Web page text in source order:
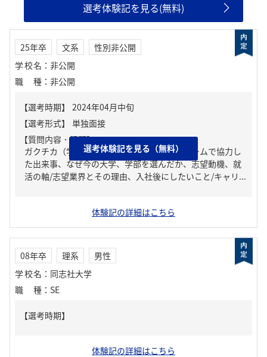
選考体験記を見る(無料)
25年卒 文系
性別非公開
学校名 ： 非公開
職種 ： 非公開
【質問内容・課題】
ガクチカ（学生時代に力を入れたこと）、チームで協力し
た出来事、なぜ今の大学、学部を選んだか、志望動機、就
活の軸/志望業界とその理由、入社後にしたいこと/キャリ...
選考体験記を見る（無料）
体験記の詳細はこちら
08年卒 理系
男性
学校名 ： 同志社大学
職種 ： SE
体験記の詳細はこちら